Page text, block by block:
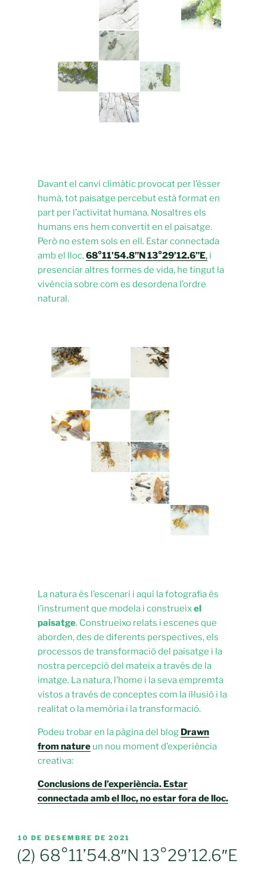
Davant el canvi climàtic provocat per l’ésser
humà, tot paisatge percebut està format en
part per l’activitat humana. Nosaltres els
humans ens hem convertit en el paisatge.
Però no estem sols en ell. Estar connectada
amb el lloc,68°11’54.8”N 13°29’12.6”E,i
presenciar altres formes de vida, he tingut la
vivència sobre com es desordena l’ordre
natural.
La natura és l’escenari i aquí la fotografia és
l’instrument que modela i construeixel
paisatge. Construeixo relats i escenes que
aborden, des de diferents perspectives, els
processos de transformació del paisatge i la
nostra percepció del mateix a través de la
imatge. La natura, l’home i la seva empremta
vistos a través de conceptes com la il·lusió i la
realitat o la memòria i la transformació.
Podeu trobar en la pàgina del blog Drawn
from natureun nou moment d’experiència
creativa:
Conclusions de l’experiència. Estar
connectada amb el lloc, no estar fora de lloc.
PUBLICAT
A
10 DE DESEMBRE DE 2021
(2) 68°11’54.8″N 13°29’12.6″E